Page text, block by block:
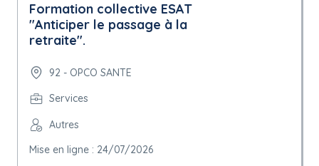
Formation collective ESAT
"Anticiper le passage à la
retraite".
92 - OPCO SANTE
Services
Autres
Mise en ligne : 24/07/2026